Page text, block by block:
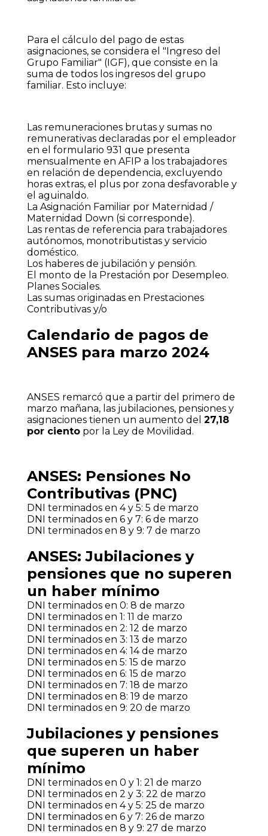
Para el cálculo del pago de estas
asignaciones, se considera el "Ingreso del
Grupo Familiar" (IGF), que consiste en la
suma de todos los ingresos del grupo
familiar. Esto incluye:
Las remuneraciones brutas y sumas no
remunerativas declaradas por el empleador
en el formulario 931 que presenta
mensualmente en AFIP a los trabajadores
en relación de dependencia, excluyendo
horas extras, el plus por zona desfavorable y
el aguinaldo.
La Asignación Familiar por Maternidad /
Maternidad Down (si corresponde).
Las rentas de referencia para trabajadores
autónomos, monotributistas y servicio
doméstico.
Los haberes de jubilación y pensión.
El monto de la Prestación por Desempleo.
Planes Sociales.
Las sumas originadas en Prestaciones
Contributivas y/o
Calendario de pagos de
ANSES para marzo 2024
ANSES remarcó que a partir del primero de
marzo mañana, las jubilaciones, pensiones y
asignaciones tienen un aumento del 27,18
por cientopor la Ley de Movilidad.
ANSES: Pensiones No
Contributivas (PNC)
DNI terminados en 4 y 5: 5 de marzo
DNI terminados en 6 y 7: 6 de marzo
DNI terminados en 8 y 9: 7 de marzo
ANSES: Jubilaciones y
pensiones que no superen
un haber mínimo
DNI terminados en 0: 8 de marzo
DNI terminados en 1: 11 de marzo
DNI terminados en 2: 12 de marzo
DNI terminados en 3: 13 de marzo
DNI terminados en 4: 14 de marzo
DNI terminados en 5: 15 de marzo
DNI terminados en 6: 15 de marzo
DNI terminados en 7: 18 de marzo
DNI terminados en 8: 19 de marzo
DNI terminados en 9: 20 de marzo
Jubilaciones y pensiones
que superen un haber
mínimo
DNI terminados en 0 y 1: 21 de marzo
DNI terminados en 2 y 3: 22 de marzo
DNI terminados en 4 y 5: 25 de marzo
DNI terminados en 6 y 7: 26 de marzo
DNI terminados en 8 y 9: 27 de marzo